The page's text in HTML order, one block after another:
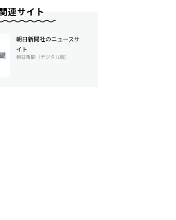
連サイト
朝日新聞社のニュースサ
イト
朝日新聞（デジタル版）